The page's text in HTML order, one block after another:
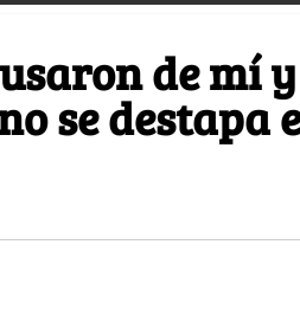
de mí
se destapa